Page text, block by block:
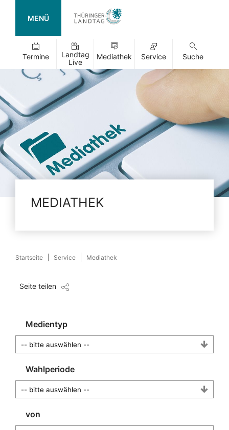
MENÜ
Termine
Landtag
Live
Mediathek Service Suche
MEDIATHEK
Startseite Service Mediathek
Seite teilen
Medientyp
Wahlperiode
von